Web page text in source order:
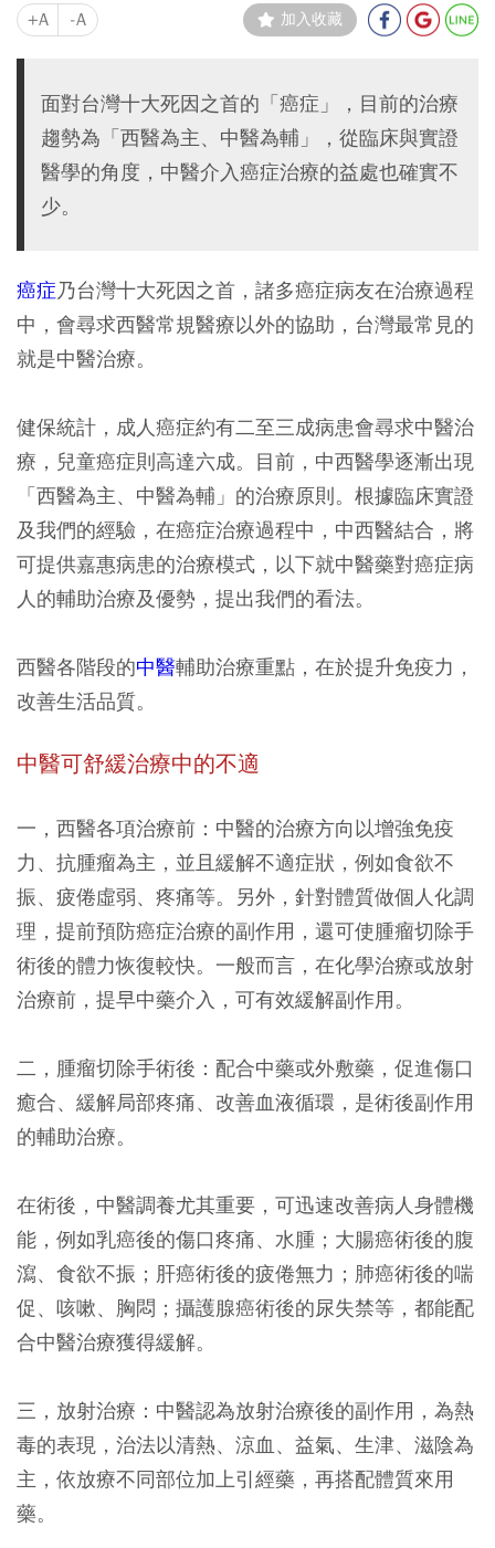
+A -A 加入收藏
面對台灣十大死因之首的「癌症」，目前的治療
趨勢為「西醫為主、中醫為輔」，從臨床與實證
醫學的角度，中醫介入癌症治療的益處也確實不
少。
癌症乃台灣十大死因之首，諸多癌症病友在治療過程
中，會尋求西醫常規醫療以外的協助，台灣最常見的
就是中醫治療。
健保統計，成人癌症約有二至三成病患會尋求中醫治
療，兒童癌症則高達六成。目前，中西醫學逐漸出現
「西醫為主、中醫為輔」的治療原則。根據臨床實證
及我們的經驗，在癌症治療過程中，中西醫結合，將
可提供嘉惠病患的治療模式，以下就中醫藥對癌症病
人的輔助治療及優勢，提出我們的看法。
西醫各階段的中醫輔助治療重點，在於提升免疫力，
改善生活品質。
中醫可舒緩治療中的不適
一，西醫各項治療前：中醫的治療方向以增強免疫
力、抗腫瘤為主，並且緩解不適症狀，例如食欲不
振、疲倦虛弱、疼痛等。另外，針對體質做個人化調
理，提前預防癌症治療的副作用，還可使腫瘤切除手
術後的體力恢復較快。一般而言，在化學治療或放射
治療前，提早中藥介入，可有效緩解副作用。
二，腫瘤切除手術後：配合中藥或外敷藥，促進傷口
癒合、緩解局部疼痛、改善血液循環，是術後副作用
的輔助治療。
在術後，中醫調養尤其重要，可迅速改善病人身體機
能，例如乳癌後的傷口疼痛、水腫；大腸癌術後的腹
瀉、食欲不振；肝癌術後的疲倦無力；肺癌術後的喘
促、咳嗽、胸悶；攝護腺癌術後的尿失禁等，都能配
合中醫治療獲得緩解。
三，放射治療：中醫認為放射治療後的副作用，為熱
毒的表現，治法以清熱、涼血、益氣、生津、滋陰為
主，依放療不同部位加上引經藥，再搭配體質來用
藥。